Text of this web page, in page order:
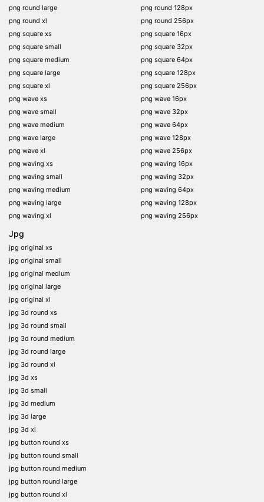
png round large
png round xl
png square xs
png square small
png square medium
png square large
png square xl
png wave xs
png wave small
png wave medium
png wave large
png wave xl
png waving xs
png waving small
png waving medium
png waving large
png waving xl
png round 128px
png round 256px
png square 16px
png square 32px
png square 64px
png square 128px
png square 256px
png wave 16px
png wave 32px
png wave 64px
png wave 128px
png wave 256px
png waving 16px
png waving 32px
png waving 64px
png waving 128px
png waving 256px
Jpg
jpg original xs
jpg original small
jpg original medium
jpg original large
jpg original xl
jpg 3d round xs
jpg 3d round small
jpg 3d round medium
jpg 3d round large
jpg 3d round xl
jpg 3d xs
jpg 3d small
jpg 3d medium
jpg 3d large
jpg 3d xl
jpg button round xs
jpg button round small
jpg button round medium
jpg button round large
jpg button round xl